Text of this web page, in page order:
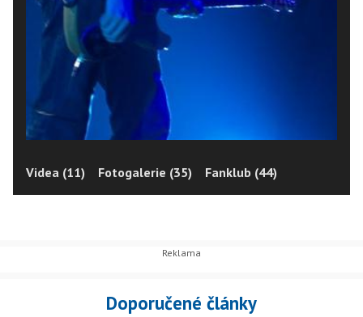
Videa (11) Fotogalerie (35) Fanklub (44)
Doporučené články